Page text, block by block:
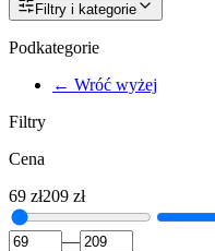
Filtry i kategorie
Podkategorie
← Wróć wyżej
Filtry
Cena
69 zł209 zł
—